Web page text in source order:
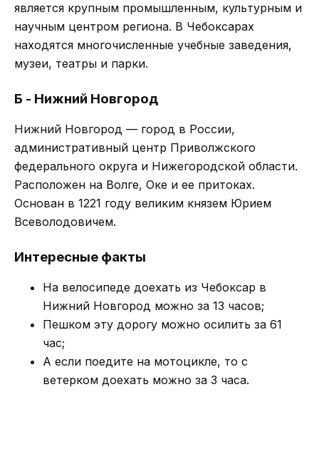
является крупным промышленным, культурным и
научным центром региона. В Чебоксарах
находятся многочисленные учебные заведения,
музеи, театры и парки.
Б - Нижний Новгород
Нижний Новгород — город в России,
административный центр Приволжского
федерального округа и Нижегородской области.
Расположен на Волге, Оке и ее притоках.
Основан в 1221 году великим князем Юрием
Всеволодовичем.
Интересные факты
На велосипеде доехать из Чебоксар в
Нижний Новгород можно за 13 часов;
Пешком эту дорогу можно осилить за 61
час;
А если поедите на мотоцикле, то с
ветерком доехать можно за 3 часа.